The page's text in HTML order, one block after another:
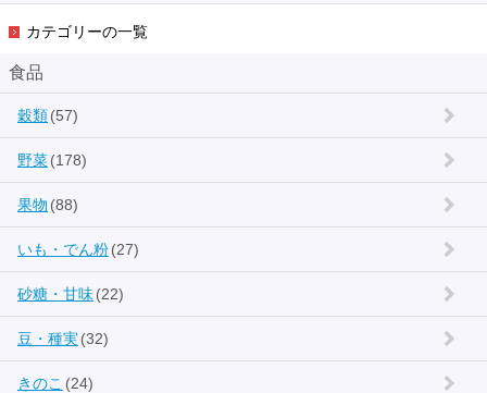
カテゴリーの一覧
食品
穀類(57)
野菜(178)
果物 (88)
いも・でん粉(27)
砂糖・甘味(22)
豆・種実(32)
きのこ (24)